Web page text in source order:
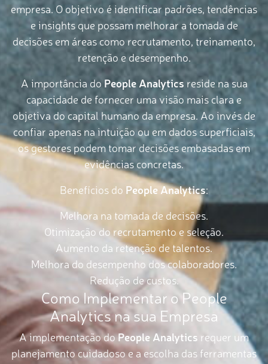
empresa. O objetivo é identificar padrões, tendências
e insights que possam melhorar a tomada de
decisões em áreas como recrutamento, treinamento,
retenção e desempenho.
A importância do People Analytics reside na sua
capacidade de fornecer uma visão mais clara e
objetiva do capital humano da empresa. Ao invés de
confiar apenas na intuição ou em dados superficiais,
os gestores podem tomar decisões embasadas em
evidências concretas.
Benefícios do People Analytics:
Melhora na tomada de decisões.
Otimização do recrutamento e seleção.
Aumento da retenção de talentos.
Melhora do desempenho dos colaboradores.
Redução de custos.
Como Implementar o People
Analytics na sua Empresa
A implementação doPeople Analytics requer um
planejamento cuidadoso e a escolha das ferramentas